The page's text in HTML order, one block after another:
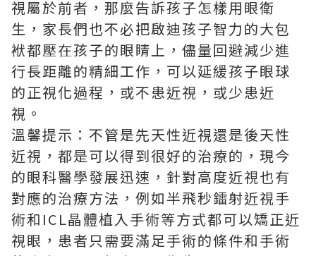
視屬於前者，那麼告訴孩子怎樣用眼衛
生，家長們也不必把啟迪孩子智力的大包
袱都壓在孩子的眼睛上，儘量回避減少進
行長距離的精細工作，可以延緩孩子眼球
的正視化過程，或不患近視，或少患近
視。
溫馨提示：不管是先天性近視還是後天性
近視，都是可以得到很好的治療的，現今
的眼科醫學發展迅速，針對高度近視也有
對應的治療方法，例如半飛秒鐳射近視手
術和ICL晶體植入手術等方式都可以矯正近
視眼，患者只需要滿足手術的條件和手術